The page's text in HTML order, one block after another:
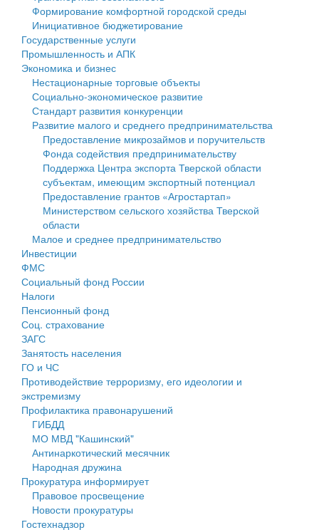
Государственные услуги
Промышленность и АПК
Экономика и бизнес
Символика
Устав
Гостям округа
Туризм
Культура
Образование
Здравоохранение
Социальная защита
Фотоальбом
муниципального округа Тверской области
Администрация Кашинского муниципального округа
Тверской области
Управление сельскими территориями
Открытые данные
Работа с обращениями граждан
Муниципальный контроль
Муниципальные услуги
Проекты административных регламентов
Антимонопольный комплаенс
Противодействие коррупции
Финансовое управление
Бюджет для граждан
Имущество
Выявление правообладателей ранее учтенных
объектов недвижимости
Имущественная поддержка субъектов малого и
среднего предпринимательства
Информационная поддержка субъектов малого и
среднего предпринимательства
Муниципальные программы
Контрольно-счетная палата
Персональные данные
Оценка регулирующего воздействия
Деятельность МУ
Нормативы градостроительного проектирования
Правила землепользования и застройки
Генеральные планы
Проекты планировки территории
Формирование комфортной городской среды
Инициативное бюджетирование
Государственные услуги
Промышленность и АПК
Экономика и бизнес
Нестационарные торговые объекты
Социально-экономическое развитие
Стандарт развития конкуренции
Развитие малого и среднего предпринимательства
Предоставление микрозаймов и поручительств
Фонда содействия предпринимательству
Поддержка Центра экспорта Тверской области
субъектам, имеющим экспортный потенциал
Предоставление грантов «Агростартап»
Министерством сельского хозяйства Тверской
области
Малое и среднее предпринимательство
Инвестиции
ФМС
Социальный фонд России
Налоги
Пенсионный фонд
Соц. страхование
ЗАГС
Занятость населения
ГО и ЧС
Противодействие терроризму, его идеологии и
экстремизму
Профилактика правонарушений
ГИБДД
МО МВД "Кашинский"
Антинаркотический месячник
Народная дружина
Прокуратура информирует
Правовое просвещение
Новости прокуратуры
Гостехнадзор